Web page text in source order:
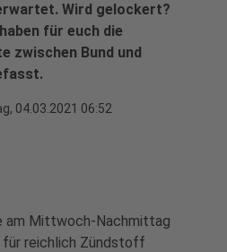
Wird gelockert?
für euch die
zwischen Bund und
04.03.2021 06:52
am Mittwoch-Nachmittag
reichlich Zündstoff